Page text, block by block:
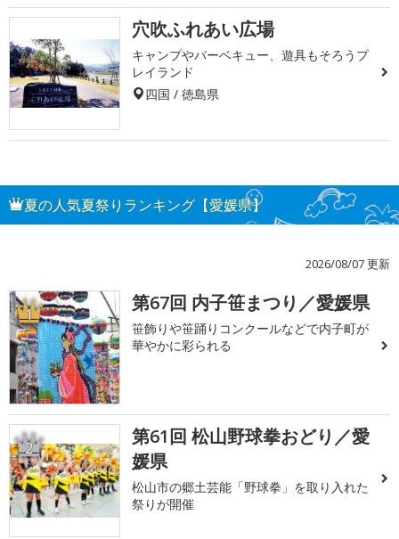
穴吹ふれあい広場
キャンプやバーベキュー、遊具もそろうプ
レイランド
四国 / 徳島県
夏の人気夏祭りランキング【愛媛県】
2026/08/07 更新
1 第67回 内子笹まつり／愛媛県
笹飾りや笹踊りコンクールなどで内子町が
華やかに彩られる
2
第61回 松山野球拳おどり／愛
媛県
松山市の郷土芸能「野球拳」を取り入れた
祭りが開催